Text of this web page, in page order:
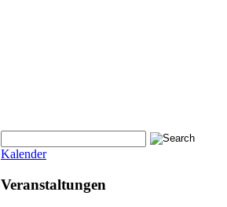
Kalender
Veranstaltungen